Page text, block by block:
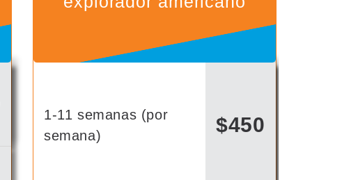
1-11 semanas (por
semana)
$450